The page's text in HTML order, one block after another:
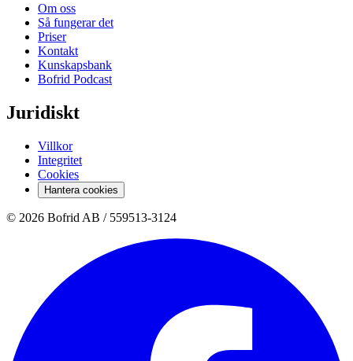
Om oss
Så fungerar det
Priser
Kontakt
Kunskapsbank
Bofrid Podcast
Juridiskt
Villkor
Integritet
Cookies
Hantera cookies
© 2026 Bofrid AB / 559513-3124